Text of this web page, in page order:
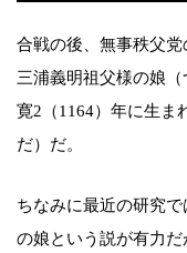
合戦の後、無事秩父
三浦義明祖父様の娘
寛2（1164）年に生ま
だ）だ。
ちなみに最近の研究
の娘という説が有力